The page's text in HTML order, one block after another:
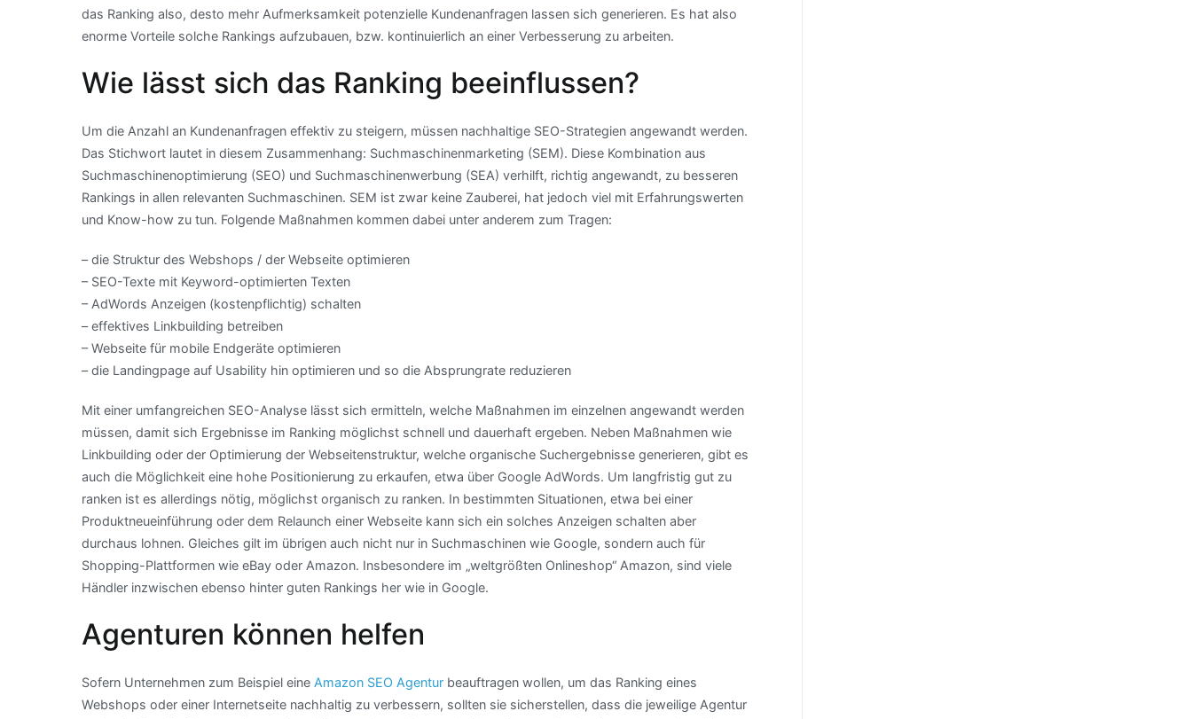
das Ranking also, desto mehr Aufmerksamkeit potenzielle Kundenanfragen lassen sich generieren. Es hat also
enorme Vorteile solche Rankings aufzubauen, bzw. kontinuierlich an einer Verbesserung zu arbeiten.
Wie lässt sich das Ranking beeinflussen?
Um die Anzahl an Kundenanfragen effektiv zu steigern, müssen nachhaltige SEO-Strategien angewandt werden.
Das Stichwort lautet in diesem Zusammenhang: Suchmaschinenmarketing (SEM). Diese Kombination aus
Suchmaschinenoptimierung (SEO) und Suchmaschinenwerbung (SEA) verhilft, richtig angewandt, zu besseren
Rankings in allen relevanten Suchmaschinen. SEM ist zwar keine Zauberei, hat jedoch viel mit Erfahrungswerten
und Know-how zu tun. Folgende Maßnahmen kommen dabei unter anderem zum Tragen:
– die Struktur des Webshops / der Webseite optimieren
– SEO-Texte mit Keyword-optimierten Texten
– AdWords Anzeigen (kostenpflichtig) schalten
– effektives Linkbuilding betreiben
– Webseite für mobile Endgeräte optimieren
– die Landingpage auf Usability hin optimieren und so die Absprungrate reduzieren
Mit einer umfangreichen SEO-Analyse lässt sich ermitteln, welche Maßnahmen im einzelnen angewandt werden
müssen, damit sich Ergebnisse im Ranking möglichst schnell und dauerhaft ergeben. Neben Maßnahmen wie
Linkbuilding oder der Optimierung der Webseitenstruktur, welche organische Suchergebnisse generieren, gibt es
auch die Möglichkeit eine hohe Positionierung zu erkaufen, etwa über Google AdWords. Um langfristig gut zu
ranken ist es allerdings nötig, möglichst organisch zu ranken. In bestimmten Situationen, etwa bei einer
Produktneueinführung oder dem Relaunch einer Webseite kann sich ein solches Anzeigen schalten aber
durchaus lohnen. Gleiches gilt im übrigen auch nicht nur in Suchmaschinen wie Google, sondern auch für
Shopping-Plattformen wie eBay oder Amazon. Insbesondere im „weltgrößten Onlineshop“ Amazon, sind viele
Händler inzwischen ebenso hinter guten Rankings her wie in Google.
Agenturen können helfen
Sofern Unternehmen zum Beispiel eine Amazon SEO Agentur beauftragen wollen, um das Ranking eines
Webshops oder einer Internetseite nachhaltig zu verbessern, sollten sie sicherstellen, dass die jeweilige Agentur